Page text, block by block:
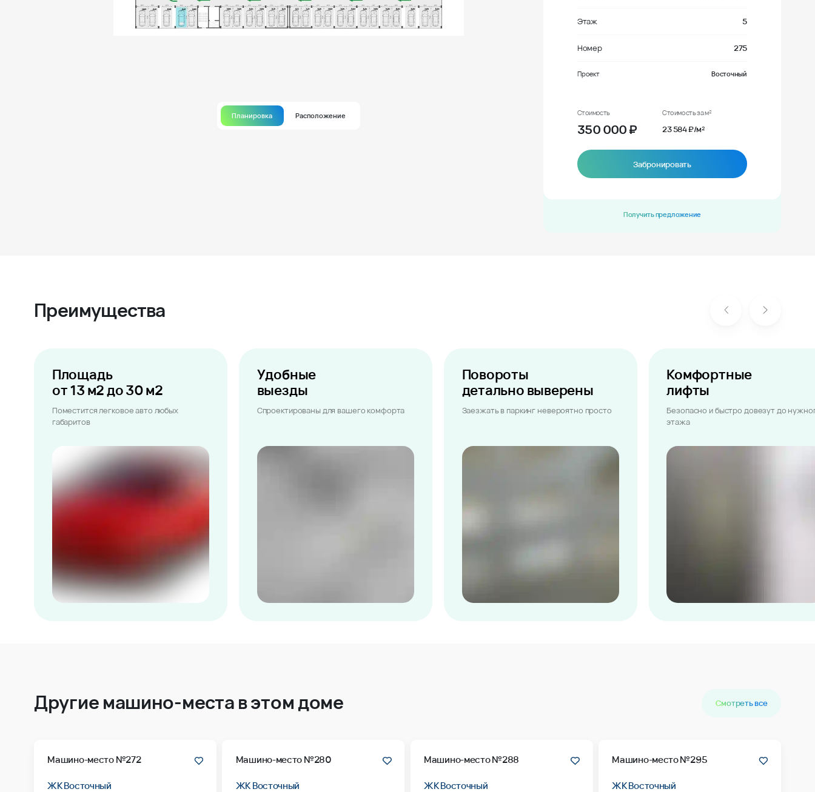
Планировка Расположение
Этаж 5
Номер 275
Проект Восточный
Стоимость
350 000₽
Стоимость за м²
23 584 ₽/м²
Забронировать
Получить предложение
Преимущества
Площадь
от 13 м2 до 30 м2
Поместится легковое авто любых
габаритов
Удобные
выезды
Спроектированы для вашего комфорта
Повороты
детально выверены
Заезжать в паркинг невероятно просто
Комфортные
лифты
Безопасно и быстро довезут до
этажа
Другие машино-места в этом доме Смотреть все
Машино-место №272
ЖК Восточный
Машино-место №280
ЖК Восточный
Машино-место №288
ЖК Восточный
Машино-место №295
ЖК Восточный